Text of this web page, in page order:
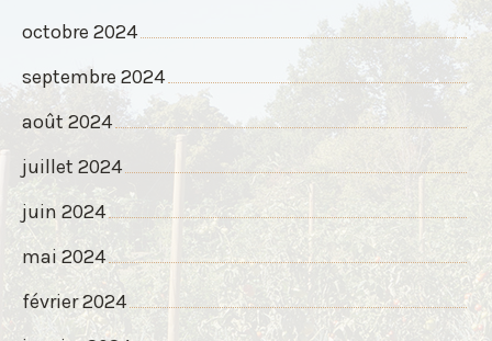
octobre 2024
septembre 2024
août 2024
juillet 2024
juin 2024
mai 2024
février 2024